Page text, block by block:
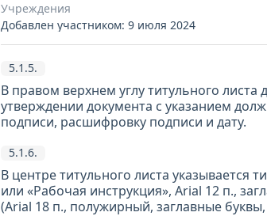
Учреждения
Добавлен участником: 9 июля 2024
5.1.5.
В правом верхнем углу титульного
утверждении документа с указанием
подписи, расшифровку подписи и дату.
5.1.6.
В центре титульного листа указывается
или «Рабочая инструкция», Arial 12 п.,
(Arial 18 п., полужирный, заглавные буквы,